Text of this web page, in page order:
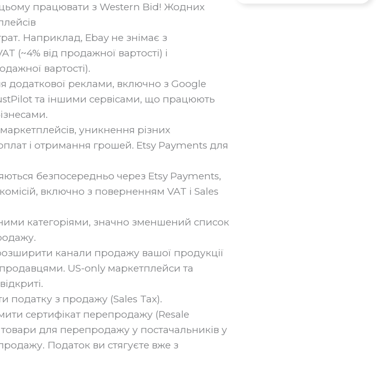
працювати з Western Bid! Жодних
Наприклад, Ebay не знімає з
(~4% від продажної вартості) і
вартості).
додаткової реклами, включно з Google
та іншими сервісами, що працюють
уникнення різних
і отримання грошей. Etsy Payments для
безпосередньо через Etsy Payments,
включно з поверненням VAT і Sales
категоріями, значно зменшений список
канали продажу вашої продукції
US-only маркетплейси та
податку з продажу (Sales Tax).
сертифікат перепродажу (Resale
для перепродажу у постачальників у
Податок ви стягуєте вже з